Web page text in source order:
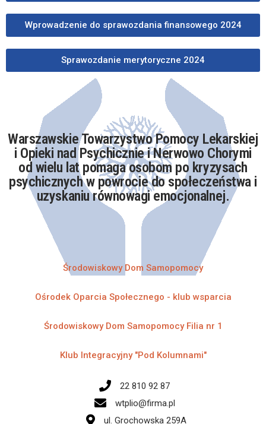
Wprowadzenie do sprawozdania finansowego 2024
Sprawozdanie merytoryczne 2024
Warszawskie Towarzystwo Pomocy Lekarskiej
i Opieki nad Psychicznie i Nerwowo Chorymi
od wielu lat pomaga osobom po kryzysach
psychicznych w powrocie do społeczeństwa i
uzyskaniu równowagi emocjonalnej.​
Środowiskowy Dom Samopomocy​
Ośrodek Oparcia Społecznego - klub wsparcia
Środowiskowy Dom Samopomocy Filia nr 1​
Klub Integracyjny "Pod Kolumnami"​
22 810 92 87
wtplio@firma.pl
ul. Grochowska 259A